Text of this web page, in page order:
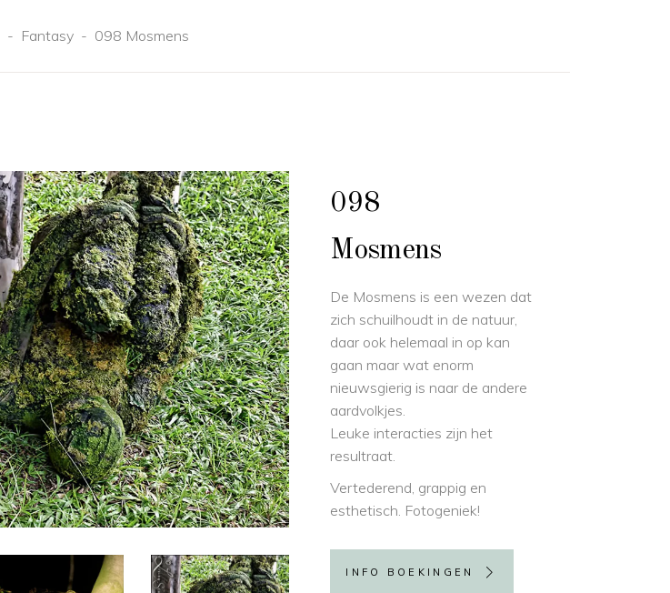
- Fantasy - 098 Mosmens
098
Mosmens
De Mosmens is een wezen dat
zich schuilhoudt in de natuur,
daar ook helemaal in op kan
gaan maar wat enorm
nieuwsgierig is naar de andere
aardvolkjes.
Leuke interacties zijn het
resultraat.
Vertederend, grappig en
esthetisch. Fotogeniek!
INFO BOEKINGEN